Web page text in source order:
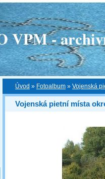
VPM -
Úvod » Fotoalbum » Vojenská
Vojenská pietní místa